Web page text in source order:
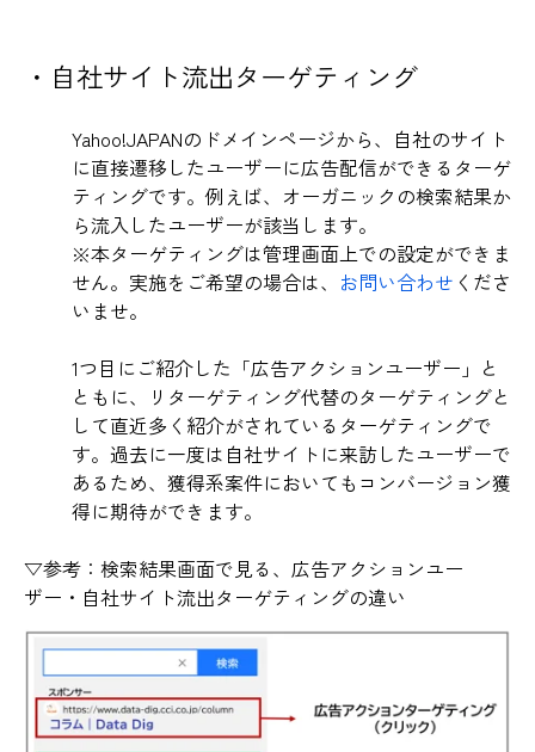
・自社サイト流出ターゲティング
Yahoo!JAPANのドメインページから、自社のサイト
に直接遷移したユーザーに広告配信ができるターゲ
ティングです。例えば、オーガニックの検索結果か
ら流入したユーザーが該当します。
※本ターゲティングは管理画面上での設定ができま
せん。実施をご希望の場合は、 お問い合わせ くださ
いませ。
1つ目にご紹介した「広告アクションユーザー」と
ともに、リターゲティング代替のターゲティングと
して直近多く紹介がされているターゲティングで
す。過去に一度は自社サイトに来訪したユーザーで
あるため、獲得系案件においてもコンバージョン獲
得に期待ができます。
▽参考：検索結果画面で見る、広告アクションユー
ザー・自社サイト流出ターゲティングの違い